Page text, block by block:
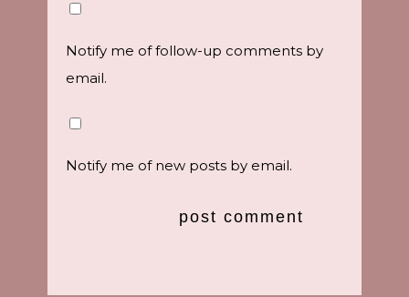
Notify me of follow-up comments by
email.
Notify me of new posts by email.